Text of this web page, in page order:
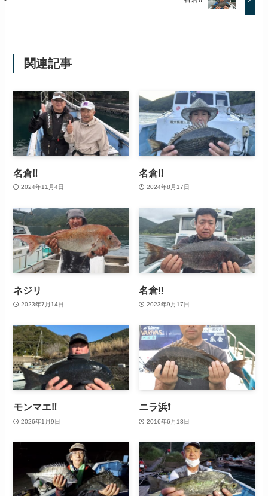
関連記事
名倉‼️
2024年11月4日
名倉‼️
2024年8月17日
ネジリ
2023年7月14日
名倉‼️
2023年9月17日
モンマエ‼️
2026年1月9日
ニラ浜❗
2016年6月18日